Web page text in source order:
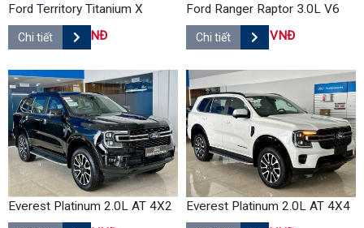
Ford Territory Titanium X
875,000,000 VNĐ
Chi tiết
Ford Ranger Raptor 3.0L V6
1,448,000,000 VNĐ
Chi tiết
Everest Platinum 2.0L AT 4X2
Everest Platinum 2.0L AT 4X4